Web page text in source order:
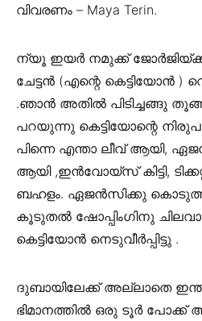
വിവരണം – Maya Terin.
ന്യൂ ഇയർ നമുക്ക്
ചേട്ടൻ (എന്റെ കെട്ടിയോൻ
.ഞാൻ അതിൽ പിടിച്ചങ്ങു
പറയുന്നു കെട്ടിയോന്റെ
പിന്നെ എന്താ ലീവ് ആയി,
ആയി ,ഇൻവോയ്‌സ്‌ കിട്ടി,
ബഹളം. ഏജൻസിക്കു കൊടുത്ത
കൂടുതൽ ഷോപ്പിംഗിനു
കെട്ടിയോൻ നെടുവീർപ്പിട്ടു .
ദുബായിലേക്ക് അല്ലാതെ
ഭിമാനത്തിൽ ഒരു ടൂർ